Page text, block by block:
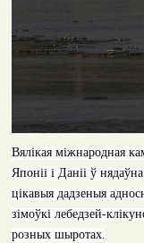
Вялікая міжнародная
Японіі і Даніі ў
цікавыя дадзеныя
зімоўкі лебедзей-
розных шыротах.